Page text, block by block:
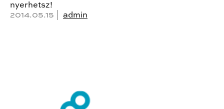
nyerhetsz!
2014.05.15 | admin